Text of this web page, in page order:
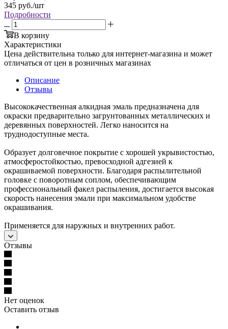
345 руб./шт
Подробности
В корзину
Характеристики
Цена действительна только для интернет-магазина и может
отличаться от цен в розничных магазинах
Описание
Отзывы
Высококачественная алкидная эмаль предназначена для
окраски предварительно загрунтованных металлических и
деревянных поверхностей. Легко наносится на
труднодоступные места.
Образует долговечное покрытие с хорошей укрывистостью,
атмосферостойкостью, превосходной адгезией к
окрашиваемой поверхности. Благодаря распылительной
головке с поворотным соплом, обеспечивающим
профессиональный факел распыления, достигается высокая
скорость нанесения эмали при максимальном удобстве
окрашивания.
Применяется для наружных и внутренних работ.
Отзывы
Нет оценок
Оставить отзыв